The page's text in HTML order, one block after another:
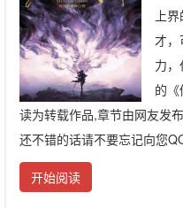
上
才，
力
的
读为转载作品,章节由网友发
还不错的话请不要忘记向您
开始阅读